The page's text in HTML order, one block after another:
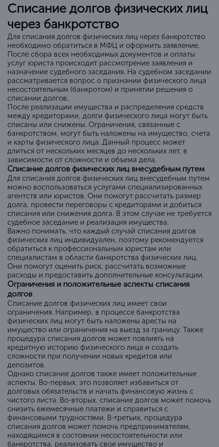
Списание долгов физических лиц
через банкротство
Для списания долгов физических лиц через банкротство
необходимо обратиться в МФЦ и оформить заявление.
После сбора всех необходимых документов и оплаты
услуг юриста происходит рассмотрение заявления и
назначение судебного заседания. На судебном заседании
рассматривается вопрос о признании физического лица
несостоятельным (банкротом) и принятии решения о
списании долгов.
После реализации имущества и распределения средств
между кредиторами, долги физического лица могут быть
списаны или снижены. Ограничения, связанные с
банкротством, могут быть наложены на имущество, счета
и карты физического лица. Данный процесс может
длиться от нескольких месяцев до нескольких лет, в
зависимости от сложности и объема дела.
Списание долгов физических лиц внесудебным путем
Для списания долгов физических лиц внесудебным путем
можно воспользоваться услугами специализированных
агентств или юристов. Они помогут рассчитать размер
долга, провести переговоры с кредиторами и добиться
списания или снижения долга. В этом случае не требуется
судебное заседание и реализация имущества.
Важно понимать, что каждый случай списания долгов
физических лиц индивидуален, поэтому рекомендуется
обратиться к профессиональным юристам или
специалистам в области банкротства физических лиц.
Они помогут оценить риск, рассчитать возможные
расходы и предоставить дополнительные консультации.
Ограничения и положительные аспекты списания
долгов
Списание долгов физических лиц имеет свои
ограничения. Например, в процессе банкротства
физических лиц могут быть наложены аресты на
имущество или ограничения на выезд за границу. Также
процедура списания долгов может повлиять на
кредитную историю физического лица и создать
сложности при получении новых кредитов или
депозитов.
Однако списание долгов также имеет положительные
аспекты. Во-первых, это позволяет избавиться от
долговых обязательств и начать финансовую жизнь с
чистого листа. Во-вторых, списание долгов может помочь
снизить ежемесячные платежи и справиться с
финансовыми трудностями. В-третьих, процедура
списания долгов может помочь предпринимателям,
находящимся в состоянии несостоятельности или
банкротства, реализовать свое имущество и